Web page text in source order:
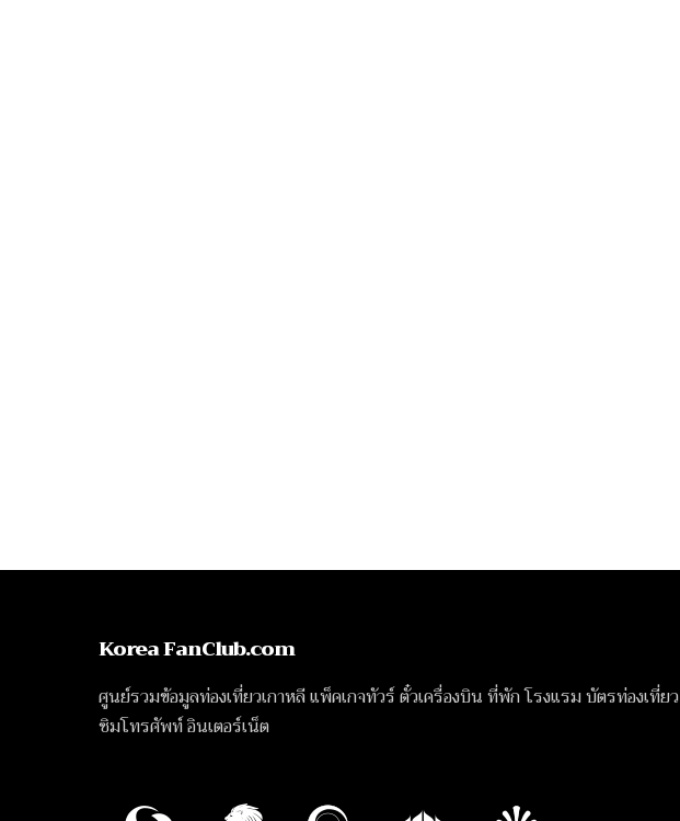
Korea FanClub.com
ศูนย์รวมข้อมูลท่องเที่ยวเกาหลี แพ็คเกจทัวร์ ตั๋วเครื่องบิน ที่พัก โรงแรม บัตรท่องเที่ยว
ซิมโทรศัพท์ อินเตอร์เน็ต